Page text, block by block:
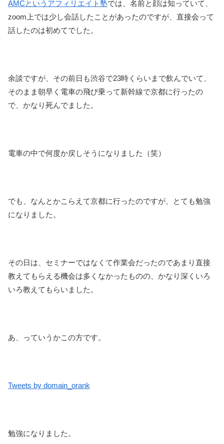
AMCというアフィリエイト塾では、名前と顔は知っていて、
zoom上では少し会話したことがあったのですが、直接会って
話したのは初めてでした。
余談ですが、その前日も渋谷で23時くらいまで飲んでいて、
そのまま朝早く電車の飛び乗って新幹線で京都に行ったの
で、かなり死んでました。
電車の中で何度か戻しそうになりました（笑）
でも、なんとかこらえて京都に行ったのですが、とても勉強
になりました。
その日は、セミナーではなくて作業会だったのであまり直接
教えてもらえる機会は多くなかったものの、かなり深くいろ
いろ教えてもらいました。
あ、っていうかこの方です。
Tweets by domain_orank
勉強になりました。